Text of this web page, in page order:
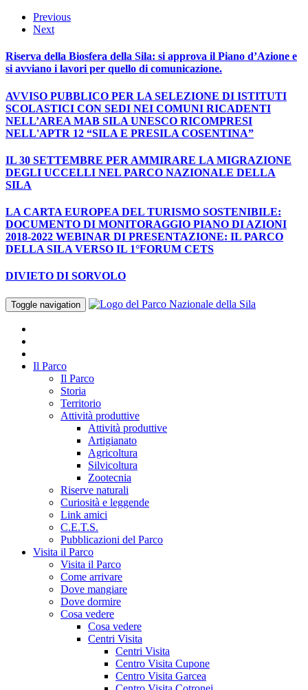
Previous
Next
Riserva della Biosfera della Sila: si approva il Piano d’Azione e
si avviano i lavori per quello di comunicazione.
AVVISO PUBBLICO PER LA SELEZIONE DI ISTITUTI
SCOLASTICI CON SEDI NEI COMUNI RICADENTI
NELL’AREA MAB SILA UNESCO RICOMPRESI
NELL'APTR 12 “SILA E PRESILA COSENTINA”
IL 30 SETTEMBRE PER AMMIRARE LA MIGRAZIONE
DEGLI UCCELLI NEL PARCO NAZIONALE DELLA
SILA
LA CARTA EUROPEA DEL TURISMO SOSTENIBILE:
DOCUMENTO DI MONITORAGGIO PIANO DI AZIONI
2018-2022 WEBINAR DI PRESENTAZIONE: IL PARCO
DELLA SILA VERSO IL 1°FORUM CETS
DIVIETO DI SORVOLO
Toggle navigation
Il Parco
Il Parco
Storia
Territorio
Attività produttive
Attività produttive
Artigianato
Agricoltura
Silvicoltura
Zootecnia
Riserve naturali
Curiosità e leggende
Link amici
C.E.T.S.
Pubblicazioni del Parco
Visita il Parco
Visita il Parco
Come arrivare
Dove mangiare
Dove dormire
Cosa vedere
Cosa vedere
Centri Visita
Centri Visita
Centro Visita Cupone
Centro Visita Garcea